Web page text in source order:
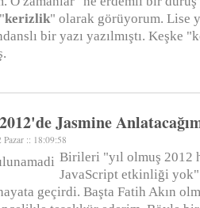
kerizlik" olarak görüyorum. Lise
bir yazı yazılmıştı. Keşke
Jasmine
:: 18:09:58
Birileri "yıl olmuş 2012
JavaScript etkinliği
geçirdi. Başta Fatih Akın